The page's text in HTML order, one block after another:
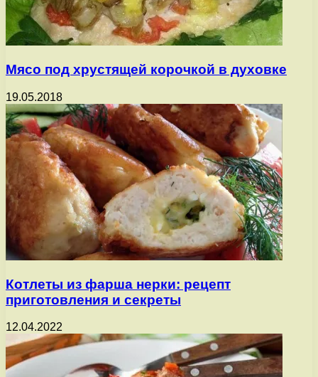
Мясо под хрустящей корочкой в духовке
19.05.2018
Котлеты из фарша нерки: рецепт
приготовления и секреты
12.04.2022